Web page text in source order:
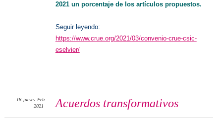
2021 un porcentaje de los artículos propuestos.
Seguir leyendo:
https://www.crue.org/2021/03/convenio-crue-csic-
eselvier/
Acuerdos transformativos
18 jueves Feb
2021